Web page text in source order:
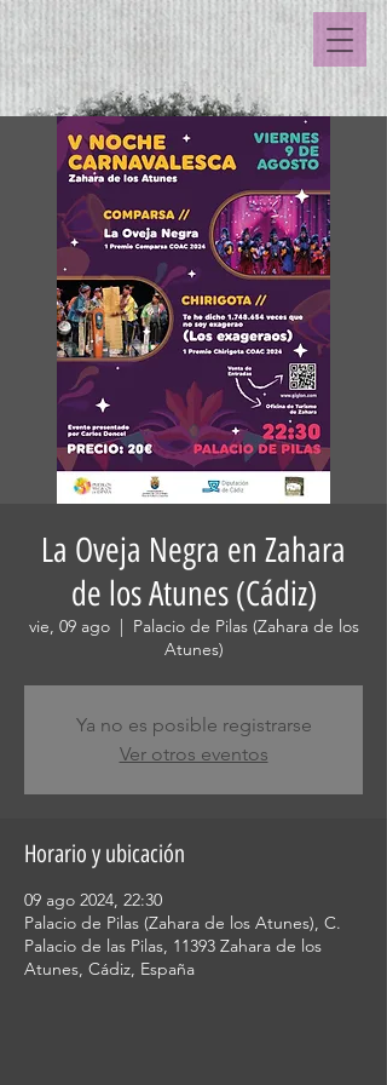
La Oveja Negra en Zahara
de los Atunes (Cádiz)
vie, 09 ago
  |
Palacio de Pilas (Zahara de los
Atunes)
Ya no es posible registrarse
Ver otros eventos
Horario y ubicación
09 ago 2024, 22:30
Palacio de Pilas (Zahara de los Atunes), C.
Palacio de las Pilas, 11393 Zahara de los
Atunes, Cádiz, España